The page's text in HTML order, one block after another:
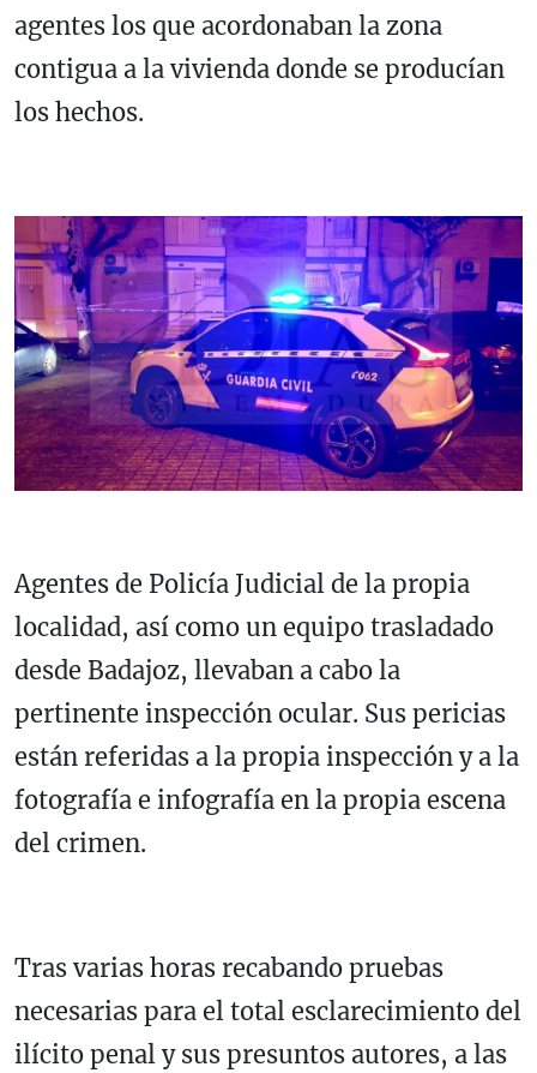
agentes los que acordonaban la zona
contigua a la vivienda donde se producían
los hechos.
Agentes de Policía Judicial de la propia
localidad, así como un equipo trasladado
desde Badajoz, llevaban a cabo la
pertinente inspección ocular. Sus pericias
están referidas a la propia inspección y a la
fotografía e infografía en la propia escena
del crimen.
Tras varias horas recabando pruebas
necesarias para el total esclarecimiento del
ilícito penal y sus presuntos autores, a las